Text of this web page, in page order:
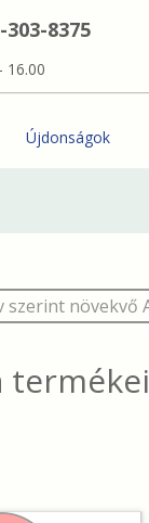
303-8375
16.00
Újdonságok
termékei